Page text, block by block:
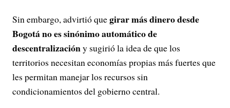
Sin embargo, advirtió quegirar más dinero desde
Bogotá no es sinónimo automático de
descentralizacióny sugirió la idea de que los
territorios necesitan economías propias más fuertes que
les permitan manejar los recursos sin
condicionamientos del gobierno central.